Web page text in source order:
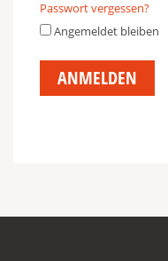
Passwort vergessen?
Angemeldet bleiben